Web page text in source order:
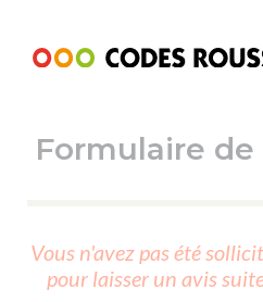
ESPACE ÉLÈVE
Code de la
Passer l'ASSR
Réviser le code
Formulaire
Vous n'avez pas été
pour laisser un avis